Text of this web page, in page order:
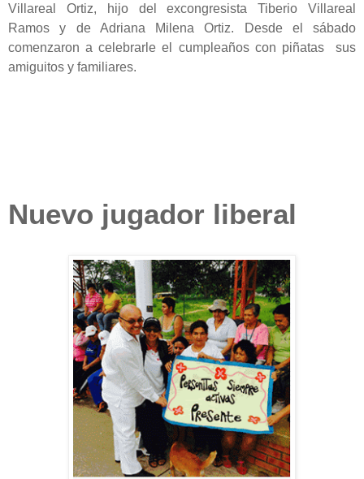
Villareal Ortiz, hijo del excongresista Tiberio Villareal
Ramos y de Adriana Milena Ortiz. Desde el sábado
comenzaron a celebrarle el cumpleaños con piñatas sus
amiguitos y familiares.
Nuevo jugador liberal